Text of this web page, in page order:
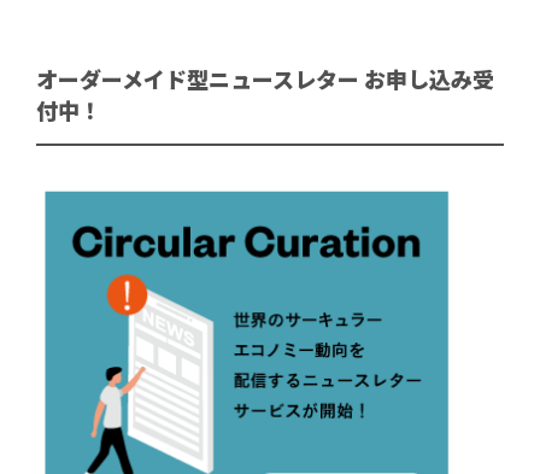
オーダーメイド型ニュースレター お申し込み受
付中！